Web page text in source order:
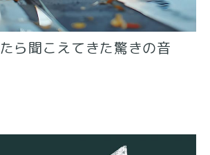
ら聞こえてきた驚きの音